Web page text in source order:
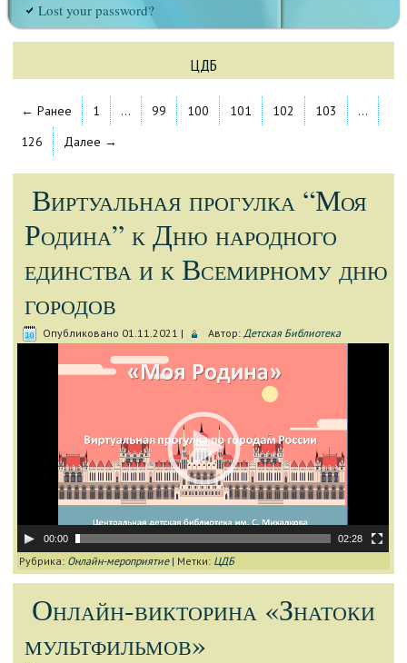
Lost your password?
ЦДБ
← Ранее 1 … 99 100 101 102 103
…
126
Далее →
Виртуальная прогулка “Моя
Родина” к Дню народного
единства и к Всемирному дню
городов
Опубликовано 01.11.2021 | Автор: Детская Библиотека
00:00 02:28
Рубрика: Онлайн-мероприятие| Метки: ЦДБ
Онлайн-викторина «Знатоки
мультфильмов»